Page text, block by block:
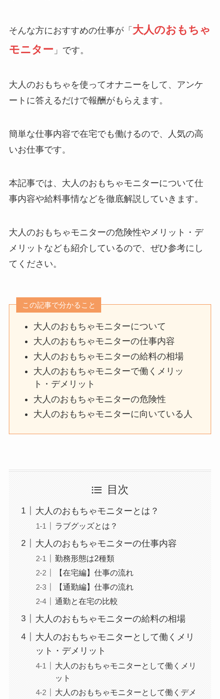
そんな方におすすめの仕事が「 大人のおもちゃ
モニター 」です。
大人のおもちゃを使ってオナニーをして、アンケ
ートに答えるだけで報酬がもらえます。
簡単な仕事内容で在宅でも働けるので、人気の高
いお仕事です。
本記事では、大人のおもちゃモニターについて仕
事内容や給料事情などを徹底解説していきます。
大人のおもちゃモニターの危険性やメリット・デ
メリットなども紹介しているので、ぜひ参考にし
てください。
この記事で分かること
大人のおもちゃモニターについて
大人のおもちゃモニターの仕事内容
大人のおもちゃモニターの給料の相場
大人のおもちゃモニターで働くメリッ
ト・デメリット
大人のおもちゃモニターの危険性
大人のおもちゃモニターに向いている人
目次
大人のおもちゃモニターとは？
ラブグッズとは？
大人のおもちゃモニターの仕事内容
勤務形態は2種類
【在宅編】仕事の流れ
【通勤編】仕事の流れ
通勤と在宅の比較
大人のおもちゃモニターの給料の相場
大人のおもちゃモニターとして働くメリ
ット・デメリット
大人のおもちゃモニターとして働くメリ
ット
大人のおもちゃモニターとして働くデメ